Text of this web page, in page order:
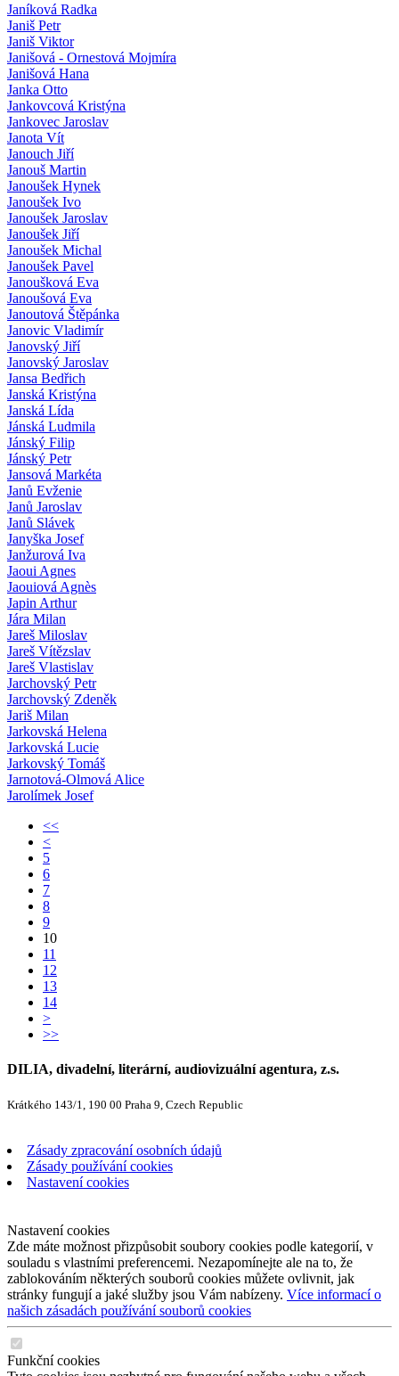
Janíková Radka
Janiš Petr
Janiš Viktor
Janišová - Ornestová Mojmíra
Janišová Hana
Janka Otto
Jankovcová Kristýna
Jankovec Jaroslav
Janota Vít
Janouch Jiří
Janouš Martin
Janoušek Hynek
Janoušek Ivo
Janoušek Jaroslav
Janoušek Jiří
Janoušek Michal
Janoušek Pavel
Janoušková Eva
Janoušová Eva
Janoutová Štěpánka
Janovic Vladimír
Janovský Jiří
Janovský Jaroslav
Jansa Bedřich
Janská Kristýna
Janská Lída
Jánská Ludmila
Jánský Filip
Jánský Petr
Jansová Markéta
Janů Evženie
Janů Jaroslav
Janů Slávek
Janyška Josef
Janžurová Iva
Jaoui Agnes
Jaouiová Agnès
Japin Arthur
Jára Milan
Jareš Miloslav
Jareš Vítězslav
Jareš Vlastislav
Jarchovský Petr
Jarchovský Zdeněk
Jariš Milan
Jarkovská Helena
Jarkovská Lucie
Jarkovský Tomáš
Jarnotová-Olmová Alice
Jarolímek Josef
<<
<
5
6
7
8
9
10
11
12
13
14
>
>>
DILIA, divadelní, literární, audiovizuální agentura, z.s.
Krátkého 143/1, 190 00 Praha 9, Czech Republic
Zásady zpracování osobních údajů
Zásady používání cookies
Nastavení cookies
Nastavení cookies
Zde máte možnost přizpůsobit soubory cookies podle kategorií, v
souladu s vlastními preferencemi. Nezapomínejte ale na to, že
zablokováním některých souborů cookies můžete ovlivnit, jak
stránky fungují a jaké služby jsou Vám nabízeny. Více informací o
našich zásadách používání souborů cookies
Funkční cookies